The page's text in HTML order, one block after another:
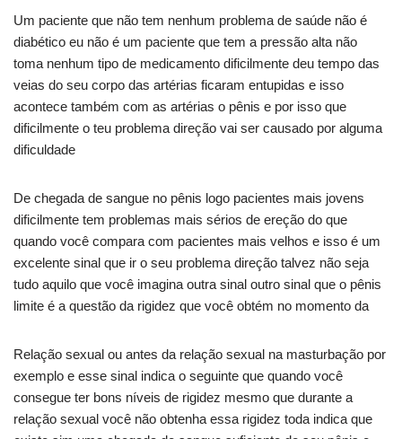
Um paciente que não tem nenhum problema de saúde não é
diabético eu não é um paciente que tem a pressão alta não
toma nenhum tipo de medicamento dificilmente deu tempo das
veias do seu corpo das artérias ficaram entupidas e isso
acontece também com as artérias o pênis e por isso que
dificilmente o teu problema direção vai ser causado por alguma
dificuldade
De chegada de sangue no pênis logo pacientes mais jovens
dificilmente tem problemas mais sérios de ereção do que
quando você compara com pacientes mais velhos e isso é um
excelente sinal que ir o seu problema direção talvez não seja
tudo aquilo que você imagina outra sinal outro sinal que o pênis
limite é a questão da rigidez que você obtém no momento da
Relação sexual ou antes da relação sexual na masturbação por
exemplo e esse sinal indica o seguinte que quando você
consegue ter bons níveis de rigidez mesmo que durante a
relação sexual você não obtenha essa rigidez toda indica que